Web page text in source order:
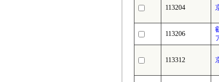
113204
113206
113312